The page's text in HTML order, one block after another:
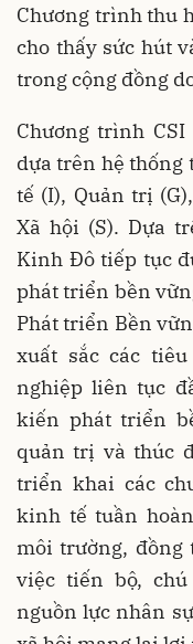
Chương trình thu
cho thấy sức hút
trong cộng đồng
Chương trình
dựa trên hệ thống
tế (I), Quản trị
Xã hội (S). Dựa
Kinh Đô tiếp tục
phát triển bền
Phát triển Bền
xuất sắc các
nghiệp liên tục
kiến phát triển
quản trị và thúc
triển khai các
kinh tế tuần
môi trường,
việc tiến bộ,
nguồn lực nhân